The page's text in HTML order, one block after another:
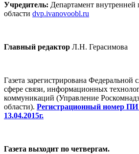
Учредитель: Департамент
области dvp.ivanovoobl.ru
Главный редактор Л.Н. Герасимова
Газета зарегистрирована Федеральной
сфере связи, информационных
коммуникаций (Управление
области). Регистрационный номер
13.04.2015г.
Газета выходит по четвергам.